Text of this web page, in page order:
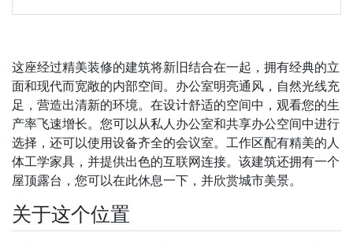
这座经过精美装修的建筑将新旧结合在一起，拥有经典的立
面和现代而宽敞的内部空间。办公室明亮通风，自然光线充
足，营造出清新的环境。在设计舒适的空间中，观看您的生
产率飞速增长。您可以从私人办公室和共享办公空间中进行
选择，还可以使用设备齐全的会议室。工作区配有精美的人
体工学家具，并提供出色的互联网连接。该建筑还拥有一个
屋顶露台，您可以在此休息一下，并欣赏城市美景。
关于这个位置